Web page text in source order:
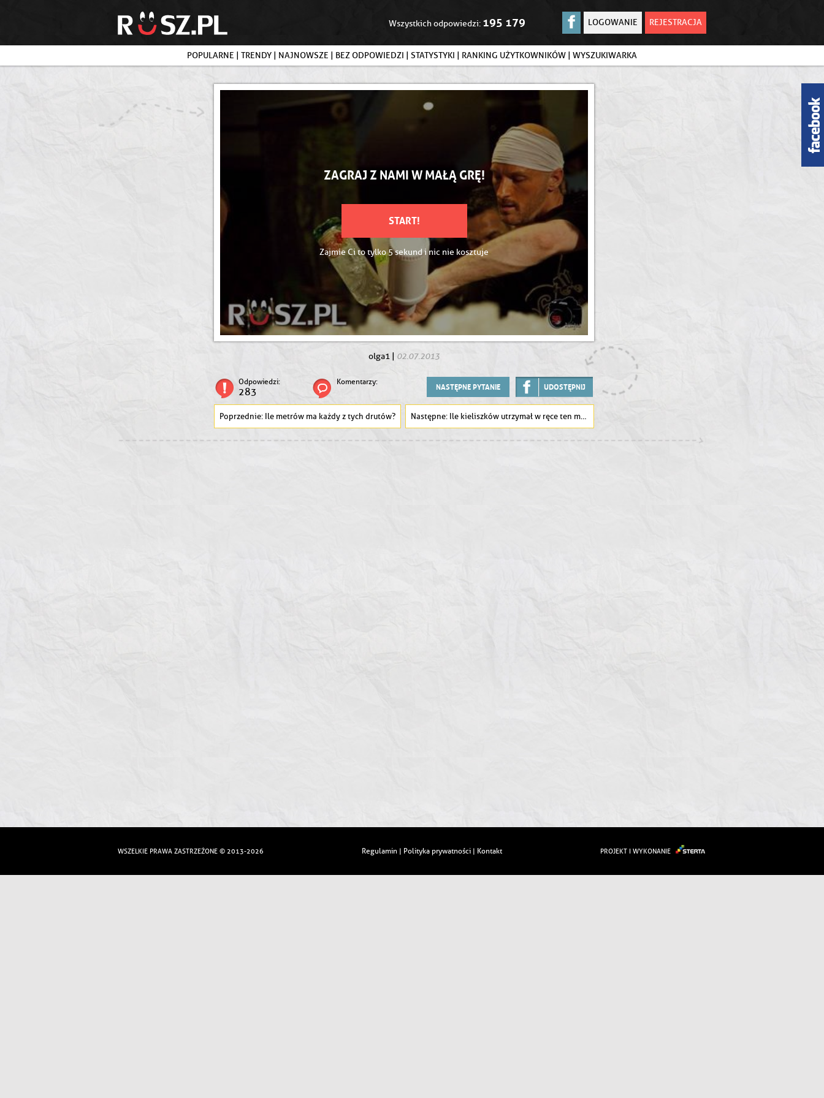
LOGOWANIE REJESTRACJA
Wszystkich odpowiedzi: 195 179
POPULARNE | TRENDY | NAJNOWSZE | BEZ ODPOWIEDZI | STATYSTYKI | RANKING UŻYTKOWNIKÓW | WYSZUKIWARKA
ZAGRAJ Z NAMI W MAŁĄ GRĘ!
START!
Zajmie Ci to tylko 5 sekund i nic nie kosztuje
olga1 02.07.2013
Odpowiedzi:
283
Komentarzy:
NASTĘPNE PYTANIE UDOSTĘPNIJ
Ile metrów ma każdy z tych drutów? Ile kieliszków utrzymał w ręce ten mężczyzna?
WSZELKIE PRAWA ZASTRZEŻONE © 2013-2026 PROJEKT I WYKONANIE
Regulamin | Polityka prywatności | Kontakt